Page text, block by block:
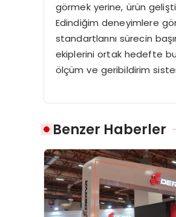
görmek yerine, ürün
Edindiğim deneyimlere
standartlarını sürecin
ekiplerini ortak hedefte
ölçüm ve geribildirim
Benzer Haberler